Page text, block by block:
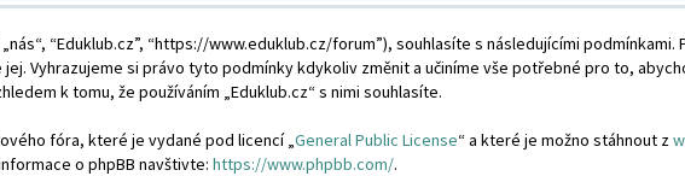
„nás“, “Eduklub.cz”, “https://www.eduklub.cz/forum”), souhlasíte s následujícími
Vyhrazujeme si právo tyto podmínky kdykoliv změnit a učiníme vše potřebné pro to,
k tomu, že používáním „Eduklub.cz“ s nimi souhlasíte.
fóra, které je vydané pod licencí „General Public License“ a které je možno stáhnout z
o phpBB navštivte: https://www.phpbb.com/.